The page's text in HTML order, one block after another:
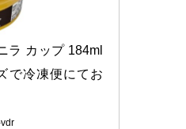
ラ カップ 184ml
で冷凍便にてお